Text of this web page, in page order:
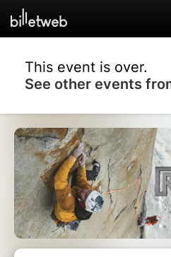
This event is over.
See other events